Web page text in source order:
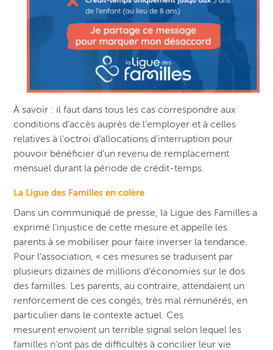
À savoir : il faut dans tous les cas correspondre aux
conditions d’accès auprès de l’employer et à celles
relatives à l’octroi d’allocations d’interruption pour
pouvoir bénéficier d’un revenu de remplacement
mensuel durant la période de crédit-temps.
La Ligue des Familles en colère
Dans un communiqué de presse, la Ligue des Familles a
exprimé l’injustice de cette mesure et appelle les
parents à se mobiliser pour faire inverser la tendance.
Pour l’association, « ces mesures se traduisent par
plusieurs dizaines de millions d’économies sur le dos
des familles. Les parents, au contraire, attendaient un
renforcement de ces congés, très mal rémunérés, en
particulier dans le contexte actuel. Ces
mesurent envoient un terrible signal selon lequel les
familles n’ont pas de difficultés à concilier leur vie